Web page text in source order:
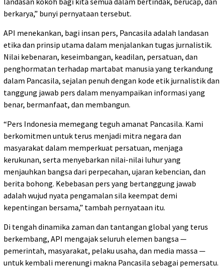
berkarya,” bunyi pernyataan tersebut.
API menekankan, bagi insan pers, Pancasila adalah landasan
etika dan prinsip utama dalam menjalankan tugas jurnalistik.
Nilai kebenaran, keseimbangan, keadilan, persatuan, dan
penghormatan terhadap martabat manusia yang terkandung
dalam Pancasila, sejalan penuh dengan kode etik jurnalistik dan
tanggung jawab pers dalam menyampaikan informasi yang
benar, bermanfaat, dan membangun.
“Pers Indonesia memegang teguh amanat Pancasila. Kami
berkomitmen untuk terus menjadi mitra negara dan
masyarakat dalam memperkuat persatuan, menjaga
kerukunan, serta menyebarkan nilai-nilai luhur yang
menjauhkan bangsa dari perpecahan, ujaran kebencian, dan
berita bohong. Kebebasan pers yang bertanggung jawab
adalah wujud nyata pengamalan sila keempat demi
kepentingan bersama,” tambah pernyataan itu.
Di tengah dinamika zaman dan tantangan global yang terus
berkembang, API mengajak seluruh elemen bangsa —
pemerintah, masyarakat, pelaku usaha, dan media massa —
untuk kembali merenungi makna Pancasila sebagai pemersatu.